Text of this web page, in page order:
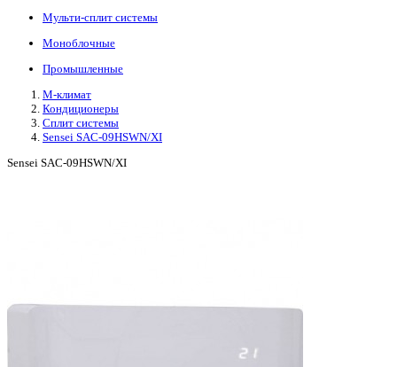
Мульти-сплит системы
Моноблочные
Промышленные
М-климат
Кондиционеры
Сплит системы
Sensei SAC-09HSWN/XI
Sensei SAC-09HSWN/XI